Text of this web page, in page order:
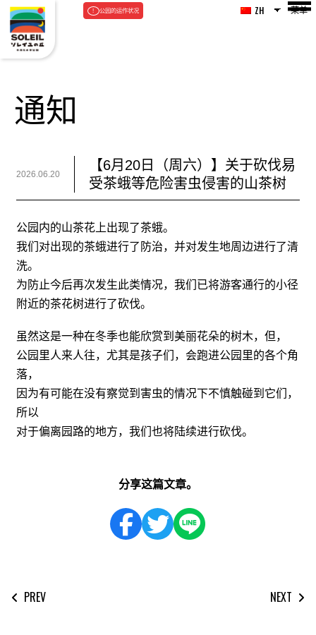
公园的运作状况 ZH 菜单
通知
2026.06.20
【6月20日（周六）】关于砍伐易
受茶蛾等危险害虫侵害的山茶树
公园内的山茶花上出现了茶蛾。
我们对出现的茶蛾进行了防治，并对发生地周边进行了清
洗。
为防止今后再次发生此类情况，我们已将游客通行的小径
附近的茶花树进行了砍伐。
虽然这是一种在冬季也能欣赏到美丽花朵的树木，但，
公园里人来人往，尤其是孩子们，会跑进公园里的各个角
落，
因为有可能在没有察觉到害虫的情况下不慎触碰到它们，
所以
对于偏离园路的地方，我们也将陆续进行砍伐。
分享这篇文章。
PREV NEXT